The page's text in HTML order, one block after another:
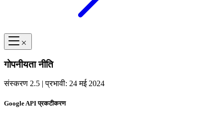
गोपनीयता नीति
संस्करण 2.5 | प्रभावी: 24 मई 2024
Google API प्रकटीकरण